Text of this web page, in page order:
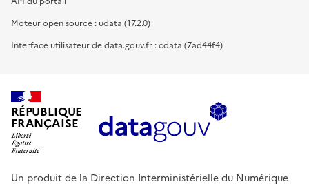
Moteur open source : udata (17.2.0)
Interface utilisateur de data.gouv.fr : cdata (7ad44f4)
RÉPUBLIQUE
FRANÇAISE
Un produit de la Direction Interministérielle du Numérique